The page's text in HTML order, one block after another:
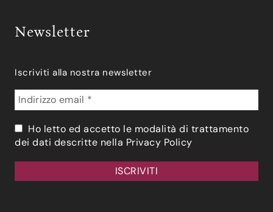
Newsletter
Iscriviti alla nostra newsletter
Ho letto ed accetto le modalità di trattamento
dei dati descritte nella Privacy Policy